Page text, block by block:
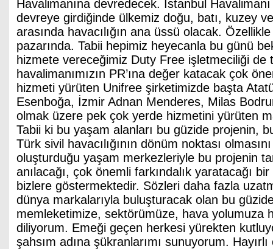
Havalimanına devredecek. İstanbul
devreye girdiğinde ülkemiz doğu, batı, kuzey
arasında havacılığın ana üssü olacak.
pazarında. Tabii hepimiz heyecanla bu günü
hizmete vereceğimiz Duty Free işletmeciliği de
havalimanımızın PR’ına değer katacak çok
hizmeti yürüten Unifree şirketimizde başta
Esenboğa, İzmir Adnan Menderes, Milas
olmak üzere pek çok yerde hizmetini yürüten
Tabii ki bu yaşam alanları bu güzide projenin,
Türk sivil havacılığının dönüm noktası
oluşturduğu yaşam merkezleriyle bu projenin
anılacağı, çok önemli farkındalık yaratacağı bir
bizlere göstermektedir. Sözleri daha fazla
dünya markalarıyla buluşturacak olan bu
memleketimize, sektörümüze, hava yolumuza
diliyorum. Emeği geçen herkesi yürekten
şahsım adına şükranlarımı sunuyorum. Hayırlı